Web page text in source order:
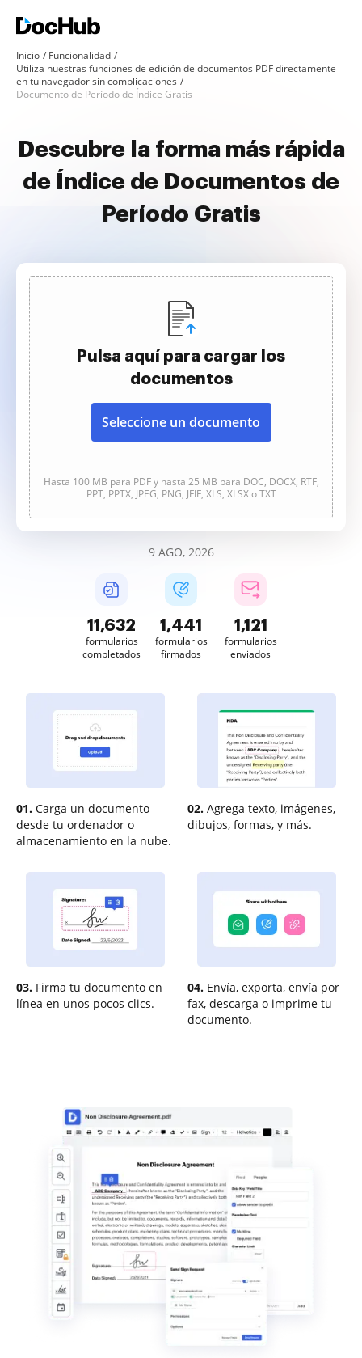
Inicio
Funcionalidad
Utiliza nuestras funciones de edición de documentos PDF directamente
en tu navegador sin complicaciones
Documento de Período de Índice Gratis
Descubre la forma más rápida
de Índice de Documentos de
Período Gratis
Pulsa aquí para cargar los
documentos
Seleccione un documento
Hasta 100 MB para PDF y hasta 25 MB para DOC, DOCX, RTF,
PPT, PPTX, JPEG, PNG, JFIF, XLS, XLSX o TXT
9 AGO, 2026
11,632
formularios
completados
1,441
formularios
firmados
1,121
formularios
enviados
01. Carga un documento
desde tu ordenador o
almacenamiento en la nube.
02. Agrega texto, imágenes,
dibujos, formas, y más.
03. Firma tu documento en
línea en unos pocos clics.
04. Envía, exporta, envía por
fax, descarga o imprime tu
documento.